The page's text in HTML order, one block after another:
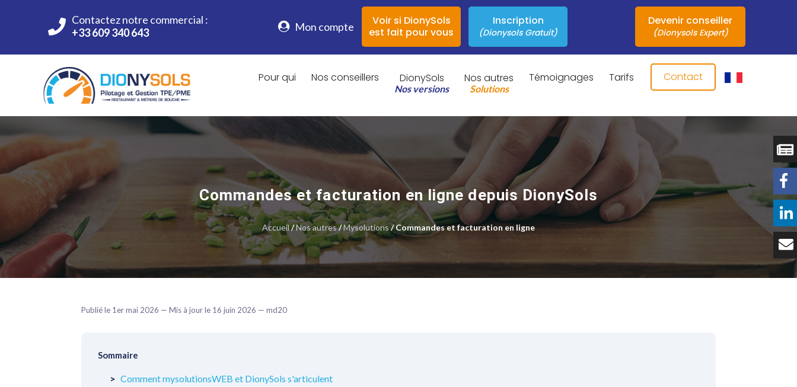
Contactez notre commercial :
+33 609 340 643
Mon compte
Voir si DionySols
est fait pour vous
Inscription
(Dionysols Gratuit)
Devenir conseiller
(Dionysols Expert)
Pour qui Nos conseillers DionySols
Nos versions
Nos autres
Solutions
Témoignages Tarifs Contact
Commandes et facturation en ligne depuis DionySols
Accueil/Nos autres/Mysolutions/ Commandes et facturation en ligne
Publié le 1er mai 2026 — Mis à jour le 16 juin 2026 — md20
Sommaire
Comment mysolutionsWEB et DionySols s'articulent